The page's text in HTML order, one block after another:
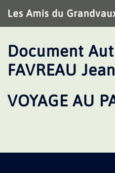
au
contenu
Les Amis du
Document
FAVREAU
VOYAGE AU